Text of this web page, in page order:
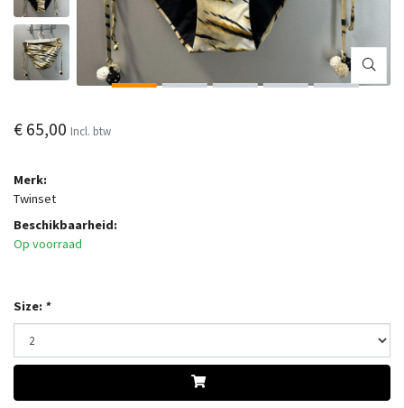
€ 65,00 Incl. btw
Merk:
Twinset
Beschikbaarheid:
Op voorraad
Size: *